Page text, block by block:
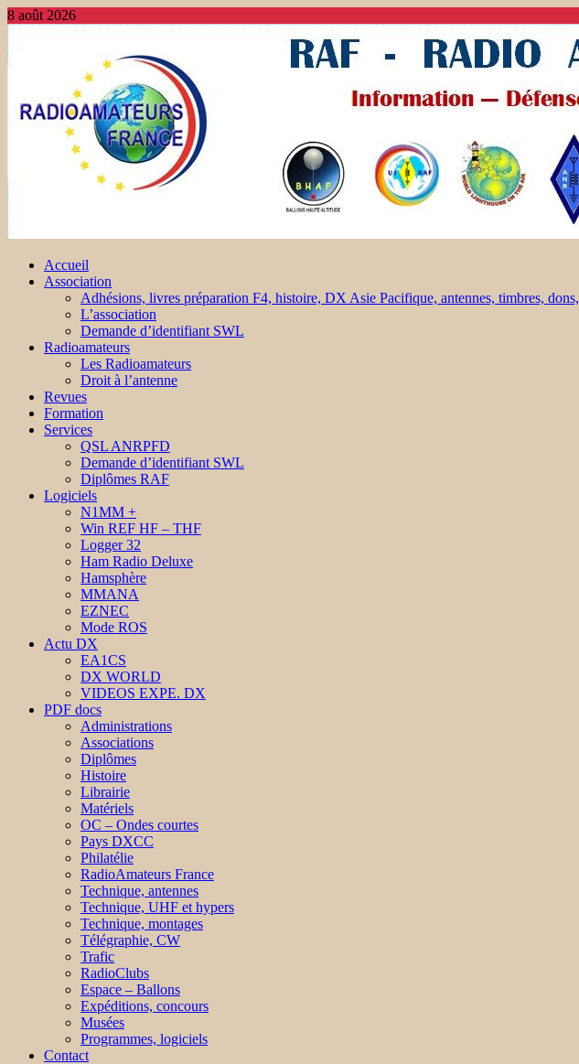
8 août 2026
Accueil
Association
Adhésions, livres préparation F4, histoire, DX Asie Pacifique, antennes, timbres, dons,
L’association
Demande d’identifiant SWL
Radioamateurs
Les Radioamateurs
Droit à l’antenne
Revues
Formation
Services
QSL ANRPFD
Demande d’identifiant SWL
Diplômes RAF
Logiciels
N1MM +
Win REF HF – THF
Logger 32
Ham Radio Deluxe
Hamsphère
MMANA
EZNEC
Mode ROS
Actu DX
EA1CS
DX WORLD
VIDEOS EXPE. DX
PDF docs
Administrations
Associations
Diplômes
Histoire
Librairie
Matériels
OC – Ondes courtes
Pays DXCC
Philatélie
RadioAmateurs France
Technique, antennes
Technique, UHF et hypers
Technique, montages
Télégraphie, CW
Trafic
RadioClubs
Espace – Ballons
Expéditions, concours
Musées
Programmes, logiciels
Contact